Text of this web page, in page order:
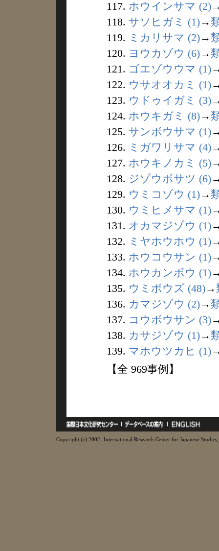
117. ホウインサマ (2)
118. サソヒガミ (1)→
119. ミカリサマ (2)→
120. ヨウカゾウ (6)→
121. ゴエゾウウマ (1)
122. ウサオオカミ (1)
123. ウドゥイガミ (3)
124. ホウキガミ (8)→
125. サンボウサマ (1)
126. ミガワリサマ (4)
127. ホウキノカミ (5)
128. ジゾウボサツ (6)
129. ウミコゾウ (1)→
130. ウミヒメサマ (1)
131. オカマジゾウ (1)
132. ミヤホウホウ (1)
133. ホウコウサン (1)
134. ホウカンボウ (1)
135. ウミボウズ (48)→
136. カマジゾウ (2)→
137. コウボウサン (3)
138. カサジゾウ (1)→
139. マホウツカヒ (1)
【全 969事例】
Copyright (c) 2002- International Research Center for Japanese